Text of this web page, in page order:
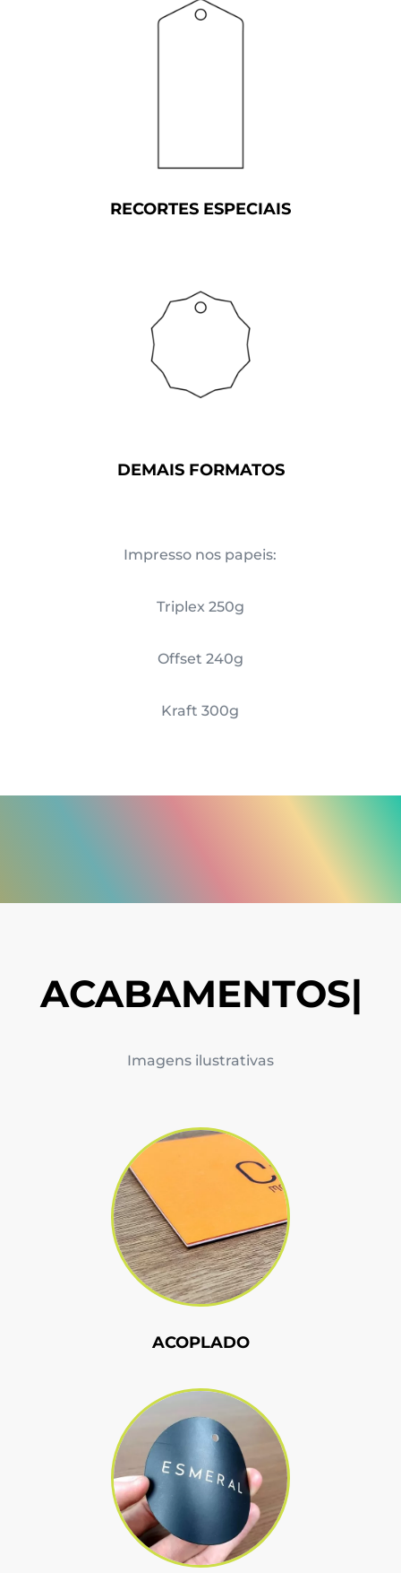
RECORTES ESPECIAIS
DEMAIS FORMATOS
Impresso nos papeis:
Triplex 250g
Offset 240g
Kraft 300g
ACABAMENTOS|
Imagens ilustrativas
ACOPLADO